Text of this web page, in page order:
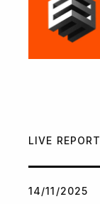
LIVE REPORT
14/11/2025